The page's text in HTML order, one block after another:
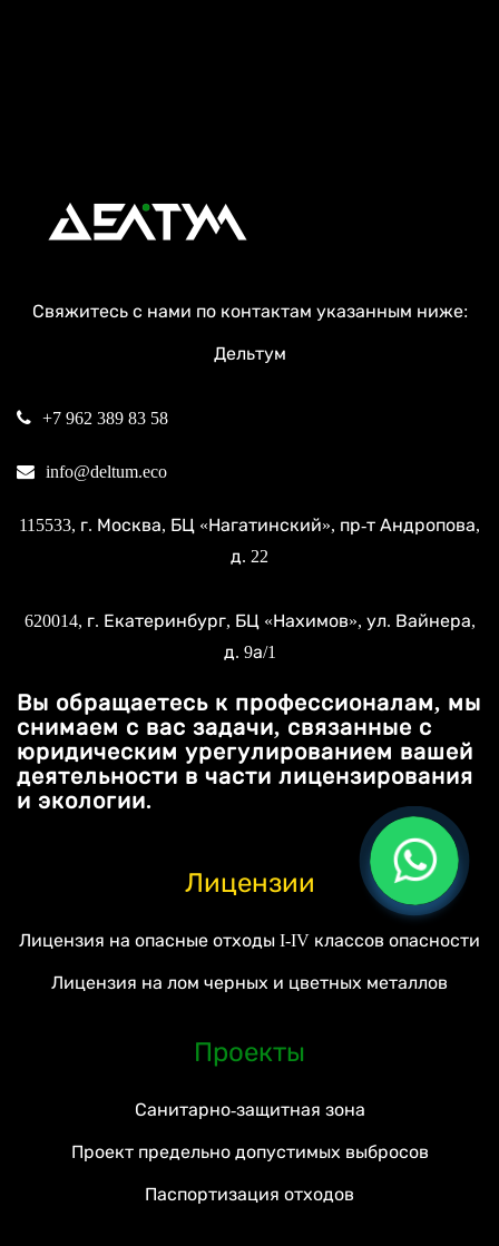
Свяжитесь с нами по контактам указанным ниже:
Дельтум
+7 962 389 83 58
info@deltum.eco
115533, г. Москва, БЦ «Нагатинский», пр-т Андропова,
д. 22
620014, г. Екатеринбург, БЦ «Нахимов», ул. Вайнера,
д. 9а/1
Вы обращаетесь к профессионалам, мы
снимаем с вас задачи, связанные с
юридическим урегулированием вашей
деятельности в части лицензирования
и экологии.
Лицензии
Лицензия на опасные отходы I-IV классов опасности
Лицензия на лом черных и цветных металлов
Проекты
Санитарно-защитная зона
Проект предельно допустимых выбросов
Паспортизация отходов